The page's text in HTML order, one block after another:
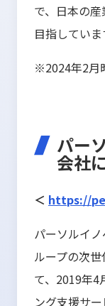
で、日本の
目指していま
※2024年2月
パー
会社
＜ https://
パーソルイ
ループの次
て、2019年4
ング支援サ